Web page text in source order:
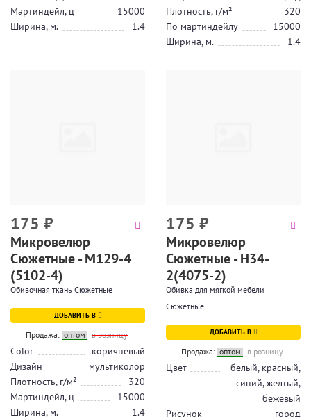
Мартиндейл, ц
15000
Ширина, м.
1.4
Плотность, г/м²
320
По мартиндейлу
15000
Ширина, м.
1.4
175 ₽
Микровелюр
Сюжетные - М129-4
(5102-4)
Обивочная ткань Сюжетные
ДОБАВИТЬ В
Продажа: оптом в розницу
Color
коричневый
Дизайн
мультиколор
Плотность, г/м²
320
Мартиндейл, ц
15000
Ширина, м.
1.4
175 ₽
Микровелюр
Сюжетные - Н34-
2(4075-2)
Обивка для мягкой мебели
Сюжетные
ДОБАВИТЬ В
Продажа: оптом в розницу
Цвет
белый, красный,
синий, желтый,
бежевый
Рисунок
город